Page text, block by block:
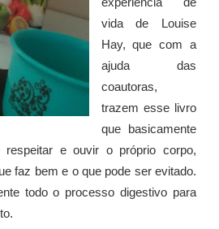
vida de Louise
Hay, que com a
ajuda das
coautoras,
trazem esse livro
que basicamente
e ouvir o próprio corpo,
faz bem e o que pode ser evitado.
todo o processo digestivo para